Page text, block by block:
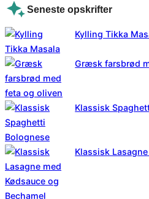
Seneste opskrifter
Kylling Tikka
Græsk farsbrød
Klassisk
Klassisk